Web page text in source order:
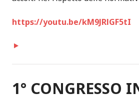
https://youtu.be/kM9JRlGF5tI
e
1° CONGRESSO